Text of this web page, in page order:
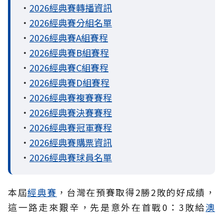
・ 2026經典賽轉播資訊
・ 2026經典賽分組名單
・ 2026經典賽A組賽程
・ 2026經典賽B組賽程
・ 2026經典賽C組賽程
・ 2026經典賽D組賽程
・ 2026經典賽複賽賽程
・ 2026經典賽決賽賽程
・ 2026經典賽冠軍賽程
・ 2026經典賽購票資訊
・ 2026經典賽球員名單
本屆經典賽 ，台灣在預賽取得2勝2敗的好成績，
這一路走來艱辛，先是意外在首戰0：3敗給澳